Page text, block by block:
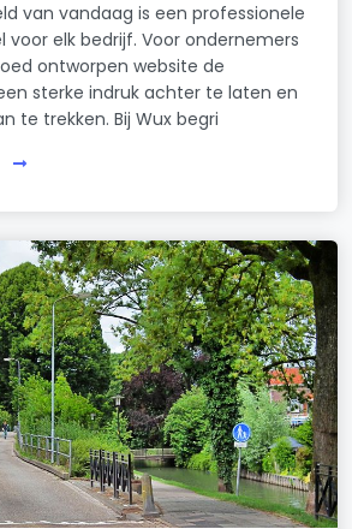
van vandaag is een professionele
voor elk bedrijf. Voor ondernemers
ontworpen website de
sterke indruk achter te laten en
te trekken. Bij Wux begri